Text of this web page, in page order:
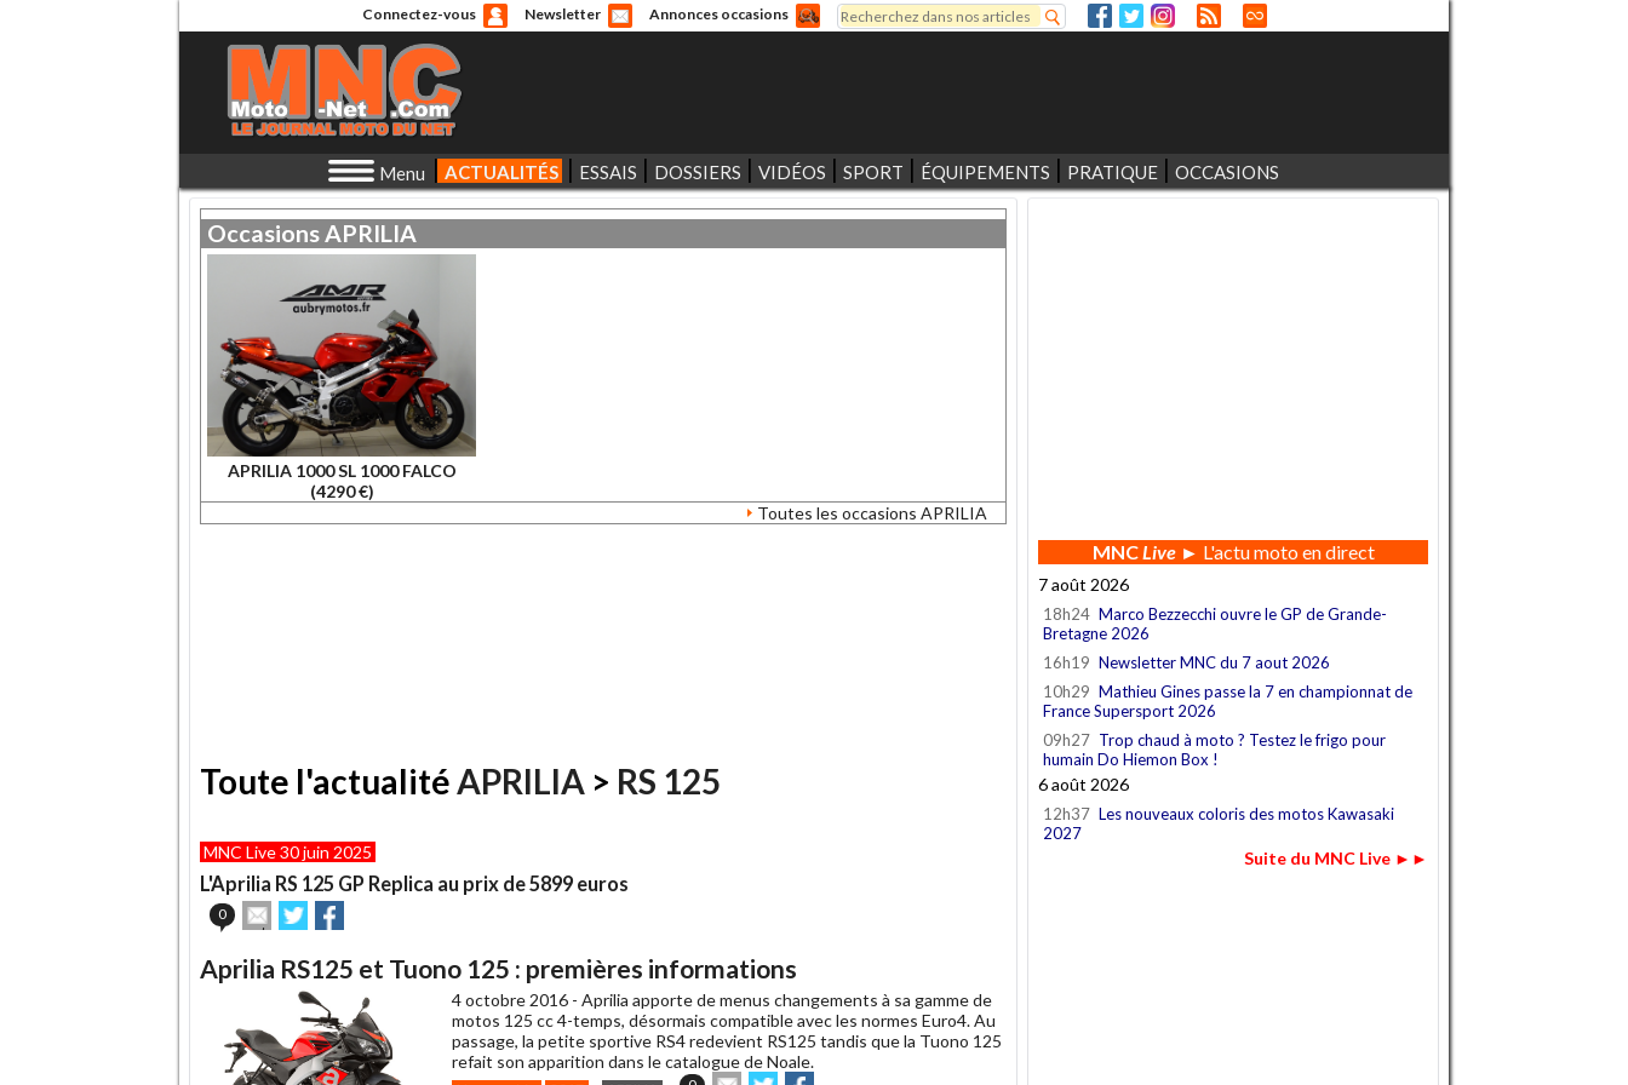
Connectez-vous Newsletter Annonces occasions
Formulaire de recherche
Rechercher
Menu ACTUALITÉS ESSAIS DOSSIERS VIDÉOS SPORT ÉQUIPEMENTS PRATIQUE OCCASIONS
OccasionsAPRILIA
APRILIA 1000 SL 1000 FALCO
(4290 €)
Toutes les occasions APRILIA
Toute l'actualité APRILIA > RS 125
MNC Live 30 juin 2025
L'Aprilia RS 125 GP Replica au prix de 5899 euros
0
Envoyer
cet
Partager
sur sur
Aprilia RS125 et Tuono 125 : premières informations
4 octobre 2016 - Aprilia apporte de menus changements à sa gamme de
motos 125 cc 4-temps, désormais compatible avec les normes Euro4. Au
passage, la petite sportive RS4 redevient RS125 tandis que la Tuono 125
refait son apparition dans le catalogue de Noale.
MNCLive► L'actu moto en direct
7 août 2026
18h24 Marco Bezzecchi ouvre le GP de Grande-
Bretagne 2026
16h19 Newsletter MNC du 7 aout 2026
10h29 Mathieu Gines passe la 7 en championnat de
France Supersport 2026
09h27 Trop chaud à moto ? Testez le frigo pour
humain Do Hiemon Box !
6 août 2026
12h37 Les nouveaux coloris des motos Kawasaki
2027
Suite du MNC Live ►►